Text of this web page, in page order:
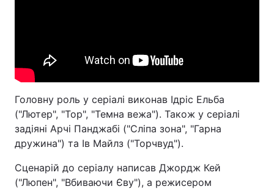
Головну роль у серіалі виконав Ідріс Ельба
("Лютер", "Тор", "Темна вежа"). Також у серіалі
задіяні Арчі Панджабі ("Сліпа зона", "Гарна
дружина") та Ів Майлз ("Торчвуд").
Сценарій до серіалу написав Джордж Кей
("Люпен", "Вбиваючи Єву"), а режисером